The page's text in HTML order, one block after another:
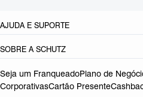
AJUDA E SUPORTE
SOBRE A SCHUTZ
Seja um FranqueadoPlano de
CorporativasCartão Presente